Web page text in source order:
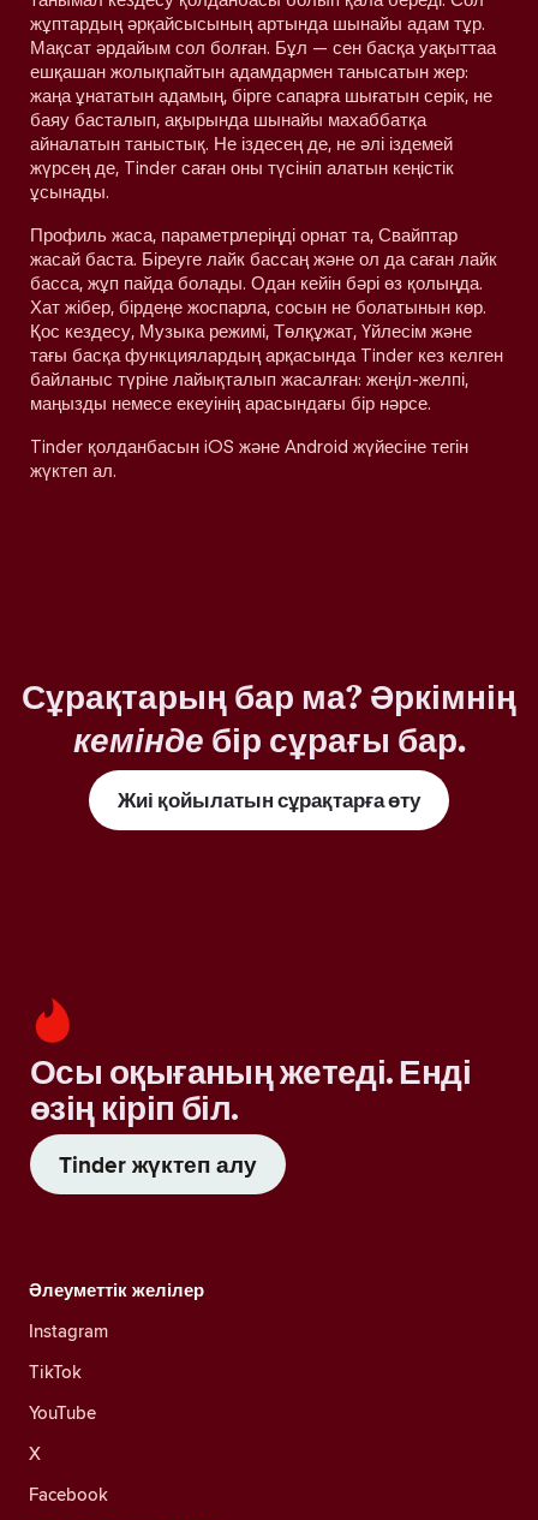
жұптардың әрқайсысының артында шынайы адам тұр.
Мақсат әрдайым сол болған. Бұл — сен басқа уақыттаа
ешқашан жолықпайтын адамдармен танысатын жер:
жаңа ұнататын адамың, бірге сапарға шығатын серік, не
баяу басталып, ақырында шынайы махаббатқа
айналатын таныстық. Не іздесең де, не әлі іздемей
жүрсең де, Tinder саған оны түсініп алатын кеңістік
ұсынады.
Профиль жаса, параметрлеріңді орнат та, Свайптар
жасай баста. Біреуге лайк бассаң және ол да саған лайк
басса, жұп пайда болады. Одан кейін бәрі өз қолыңда.
Хат жібер, бірдеңе жоспарла, сосын не болатынын көр.
Қос кездесу, Музыка режимі, Төлқұжат, Үйлесім және
тағы басқа функциялардың арқасында Tinder кез келген
байланыс түріне лайықталып жасалған: жеңіл-желпі,
маңызды немесе екеуінің арасындағы бір нәрсе.
Tinder қолданбасын iOS және Android жүйесіне тегін
жүктеп ал.
Сұрақтарың бар ма? Әркімнің
кемінде бір сұрағы бар.
Жиі қойылатын сұрақтарға өту
Осы оқығаның жетеді. Енді
өзің кіріп біл.
Tinder жүктеп алу
Әлеуметтік желілер
Instagram
TikTok
YouTube
X
Facebook